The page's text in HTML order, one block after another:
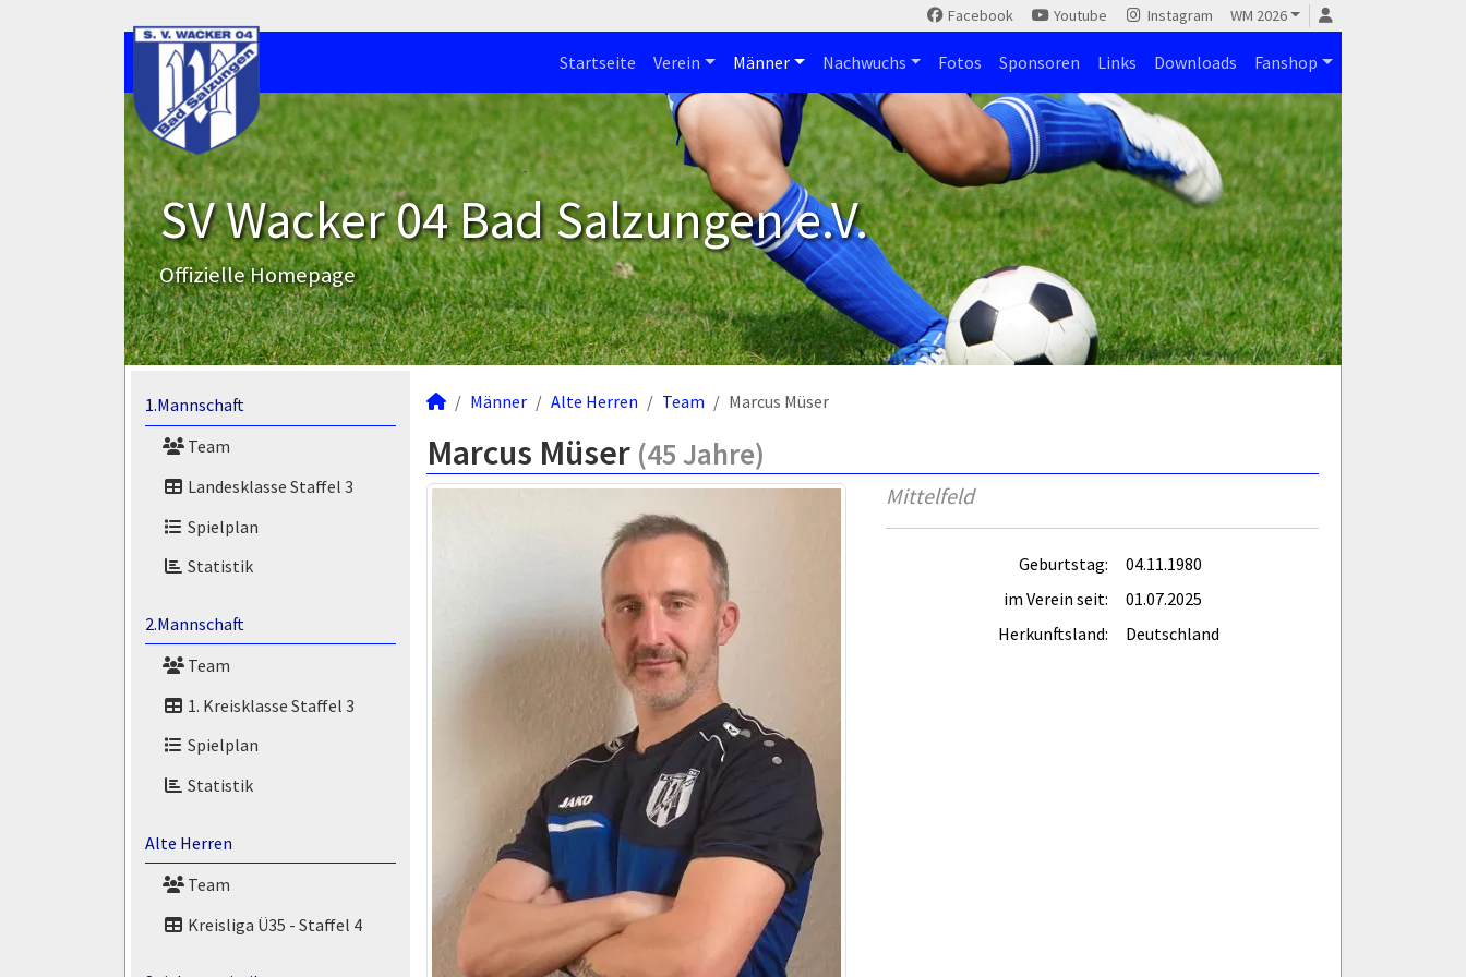
Facebook Youtube Instagram WM 2026
Startseite Verein Männer Nachwuchs Fotos Sponsoren Links Downloads Fanshop
SV Wacker 04 Bad Salzungen e.V.
Offizielle Homepage
1.Mannschaft
Team
Landesklasse Staffel 3
Spielplan
Statistik
2.Mannschaft
Team
1. Kreisklasse Staffel 3
Spielplan
Statistik
Alte Herren
Team
Kreisliga Ü35 - Staffel 4
Männer Alte Herren Team Marcus Müser
Marcus Müser (45 Jahre)
Mittelfeld
Geburtstag:
04.11.1980
im Verein seit:
01.07.2025
Herkunftsland:
Deutschland